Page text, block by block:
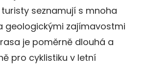
seznamují s mnoha
geologickými zajímavostmi
je poměrně dlouhá a
pro cyklistiku v letní